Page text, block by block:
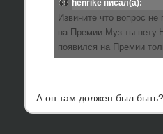
henrike писал(а):
Извините что вопрос
на Премии Муз ты
появился на Премии
А он там должен был быть?